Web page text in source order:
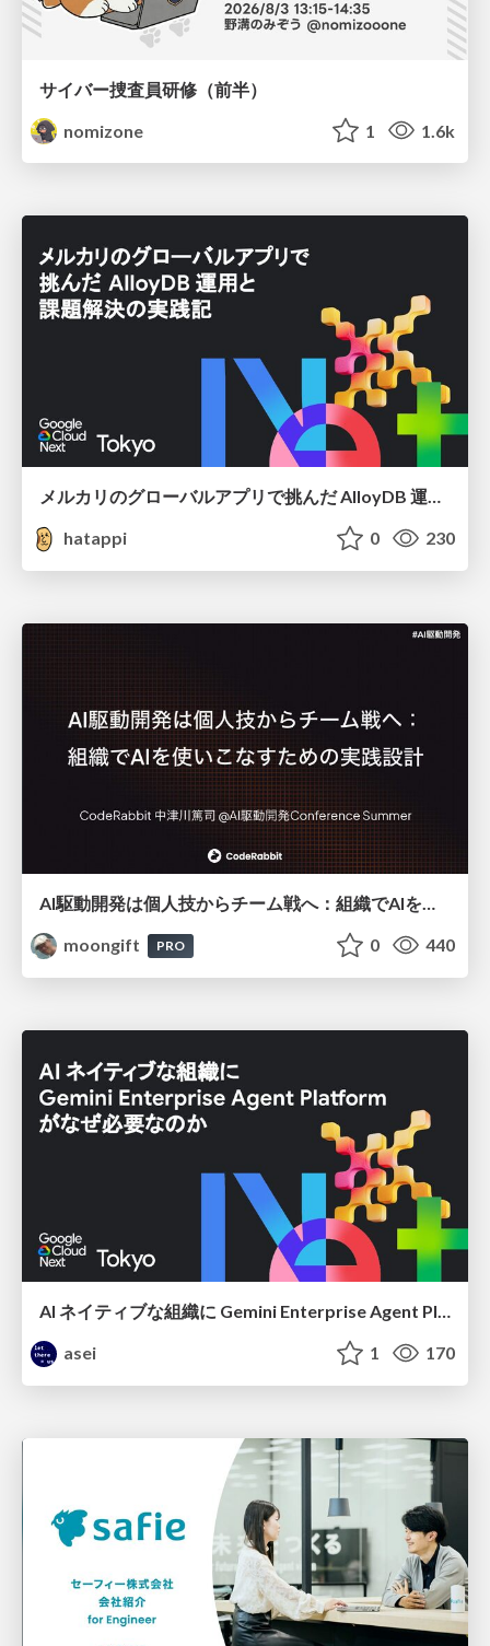
サイバー捜査員研修（前半）
nomizone
1 1.6k
メルカリのグローバルアプリで挑んだ AlloyDB 運用と課題解決の実践記
hatappi
0 230
AI駆動開発は個人技からチーム戦へ：組織でAIを使いこなすための実践設計
moongift
PRO 0 440
asei
1 170